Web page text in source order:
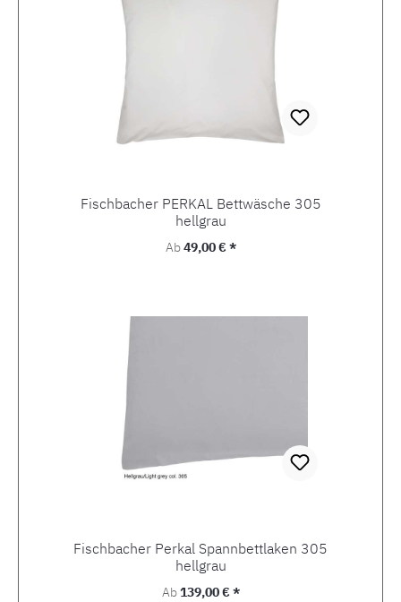
Fischbacher PERKAL Bettwäsche 305
hellgrau
Regulärer Preis:
Ab49,00 € *
Fischbacher Perkal Spannbettlaken 305
hellgrau
Regulärer Preis:
Ab139,00 € *